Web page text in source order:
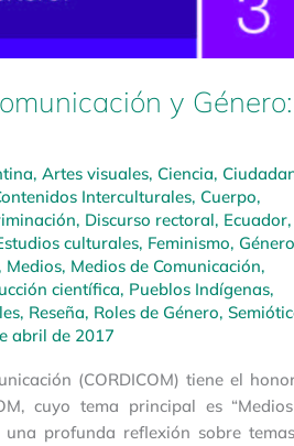
y Género:
, Artes visuales, Ciencia,
Interculturales, Cuerpo,
, Discurso rectoral, Ecuador,
culturales, Feminismo, Género
, Medios, Medios de Comunicación,
científica, Pueblos Indígenas,
, Reseña, Roles de Género,
abril de 2017
(CORDICOM) tiene el
cuyo tema principal es
una profunda reflexión sobre